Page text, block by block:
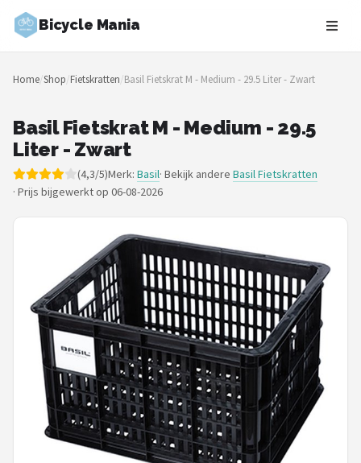
Bicycle Mania
Zoeken
NAVIGATIE
Merken
Blog
Kinderfietsen
Stadsfietsen
Elektrische fietsen
Mountainbikes
Shop
POPULAIRE MERKEN
Home/Shop/Fietskratten/Basil Fietskrat M - Medium - 29.5 Liter - Zwart
Basil Fietskrat M - Medium - 29.5
Liter - Zwart
(4,3/5)Merk: Basil· Bekijk andere Basil Fietskratten
· Prijs bijgewerkt op 06-08-2026